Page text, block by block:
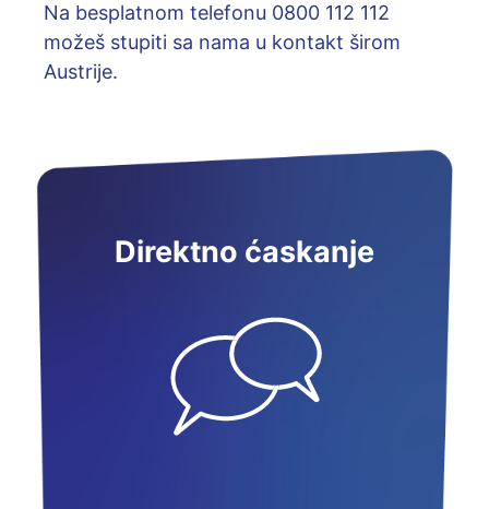
Na besplatnom telefonu 0800 112 112
možeš stupiti sa nama u kontakt širom
Austrije.
Direktno ćaskanje